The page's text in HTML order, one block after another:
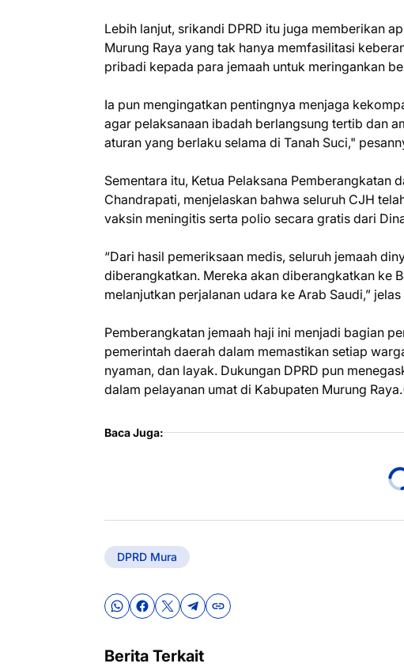
Lebih lanjut, srikandi DPRD itu juga memberikan
Murung Raya yang tak hanya memfasilitasi
pribadi kepada para jemaah untuk meringankan
Ia pun mengingatkan pentingnya menjaga
agar pelaksanaan ibadah berlangsung tertib dan
aturan yang berlaku selama di Tanah Suci,"
Sementara itu, Ketua Pelaksana Pemberangkatan
Chandrapati, menjelaskan bahwa seluruh CJH
vaksin meningitis serta polio secara gratis dari
“Dari hasil pemeriksaan medis, seluruh jemaah
diberangkatkan. Mereka akan diberangkatkan ke
melanjutkan perjalanan udara ke Arab Saudi,”
Pemberangkatan jemaah haji ini menjadi bagian
pemerintah daerah dalam memastikan setiap
nyaman, dan layak. Dukungan DPRD pun
dalam pelayanan umat di Kabupaten Murung
Baca Juga:
DPRD Mura
Berita Terkait